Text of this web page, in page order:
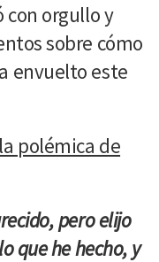
orgullo y
sobre cómo
envuelto este
polémica de
pero elijo
que he hecho, y